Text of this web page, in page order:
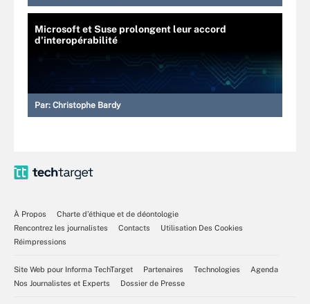
Microsoft et Suse prolongent leur accord
d'interopérabilité
Par: Christophe Bardy
À Propos
Charte d’éthique et de déontologie
Rencontrez les journalistes
Contacts
Utilisation Des Cookies
Réimpressions
Site Web pour Informa TechTarget Partenaires Technologies
Agenda
Nos Journalistes et Experts
Dossier de Presse